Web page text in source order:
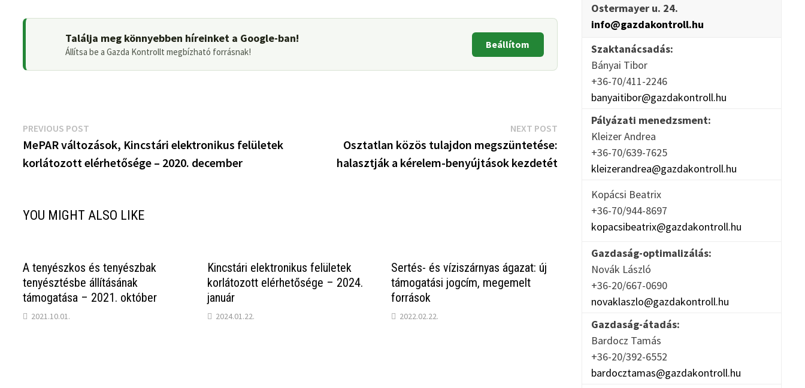
Találja meg könnyebben híreinket a Google-ban!
Állítsa be a Gazda Kontrollt megbízható forrásnak!
Beállítom
Bejegyzés
navigáció
PREVIOUS POST
post:
MePAR változások, Kincstári elektronikus felületek
korlátozott elérhetősége – 2020. december
NEXT POSTNext
post:
Osztatlan közös tulajdon megszüntetése:
halasztják a kérelem-benyújtások kezdetét
YOU MIGHT ALSO LIKE
A tenyészkos és tenyészbak
tenyésztésbe állításának
támogatása – 2021. október
2021.10.01.
Kincstári elektronikus felületek
korlátozott elérhetősége – 2024.
január
2024.01.22.
Sertés- és víziszárnyas ágazat: új
támogatási jogcím, megemelt
források
2022.02.22.
Ostermayer u. 24.
info@gazdakontroll.hu
Szaktanácsadás:
Bányai Tibor
+36-70/411-2246
banyaitibor@gazdakontroll.hu
Pályázati menedzsment:
Kleizer Andrea
+36-70/639-7625
kleizerandrea@gazdakontroll.hu
Kopácsi Beatrix
+36-70/944-8697
kopacsibeatrix@gazdakontroll.hu
Gazdaság-optimalizálás:
Novák László
+36-20/667-0690
novaklaszlo@gazdakontroll.hu
Gazdaság-átadás:
Bardocz Tamás
+36-20/392-6552
bardocztamas@gazdakontroll.hu